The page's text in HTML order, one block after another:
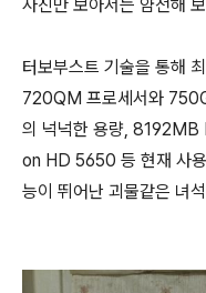
사진만 보아서는 얌전해
터보부스트 기술을 통해
720QM 프로세서와
의 넉넉한 용량,
on HD 5650 등 현재 사
능이 뛰어난 괴물같은 녀